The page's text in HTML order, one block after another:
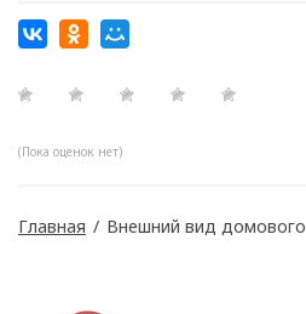
(Пока оценок нет)
Главная / Внешний вид домового